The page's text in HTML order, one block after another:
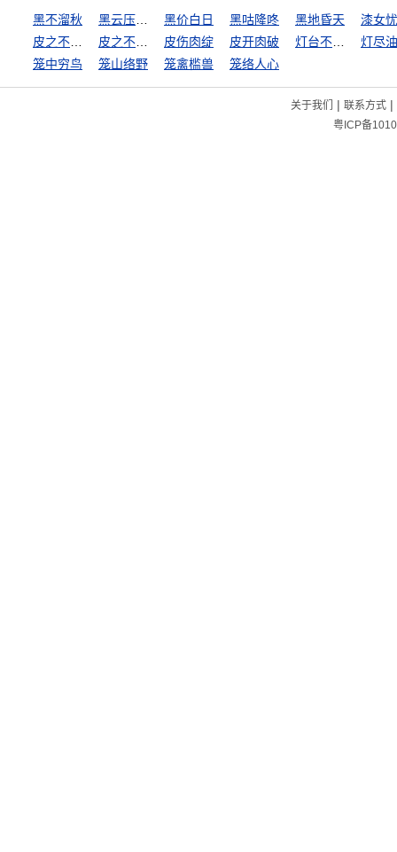
黑不溜秋 黑价白日 黑咕隆咚 黑地昏天
漆女
皮伤肉绽 皮开肉破
灯尽
笼中穷鸟
笼山络野 笼禽槛兽 笼络人心
关于我们 | 联系方式|
粤ICP备